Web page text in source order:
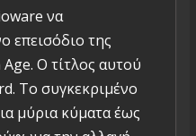
να
επεισόδιο της
Ο τίτλος αυτού
Το συγκεκριμένο
μύρια κύματα έως